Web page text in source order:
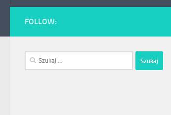
FOLLOW:
Szukaj: